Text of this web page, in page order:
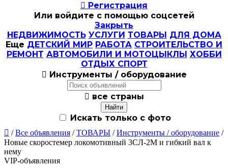
 Регистрация
Или войдите с помощью соцсетей
Закрыть
НЕДВИЖИМОСТЬ УСЛУГИ ТОВАРЫ ДЛЯ ДОМА
Еще ДЕТСКИЙ МИР РАБОТА СТРОИТЕЛЬСТВО И
РЕМОНТ АВТОМОБИЛИ И МОТОЦЫКЛЫ ХОББИ
ОТДЫХ СПОРТ
 Инструменты / оборудование
 все страны
Искать только с фото
 /Все объявления /ТОВАРЫ /Инструменты / оборудование /
Новые скоростемер локомотивный 3СЛ-2М и гибкий вал к
нему
VIP-объявления